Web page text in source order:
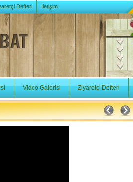
Defteri İletişim
Video Galerisi Ziyaretçi Defteri